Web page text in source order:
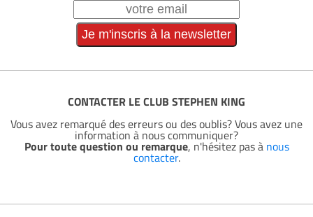
CONTACTER LE CLUB STEPHEN KING
Vous avez remarqué des erreurs ou des oublis? Vous avez une
information à nous communiquer?
Pour toute question ou remarque, n'hésitez pas à nous
contacter.